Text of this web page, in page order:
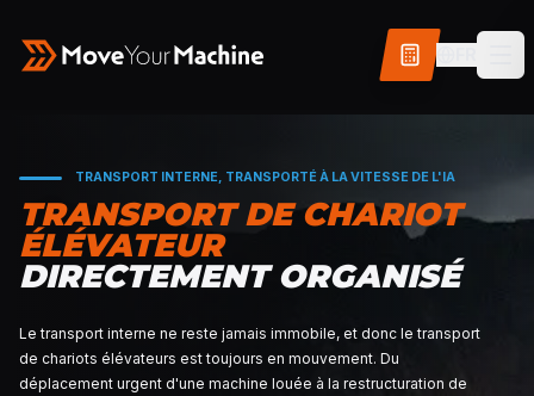
TRANSPORT INTERNE, TRANSPORTÉ À LA
TRANSPORT DE
ÉLÉVATEUR
DIRECTEMENT